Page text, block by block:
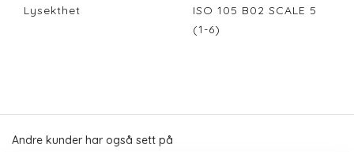
Lysekthet
ISO 105 B02 SCALE 5
(1-6)
Andre kunder har også sett på